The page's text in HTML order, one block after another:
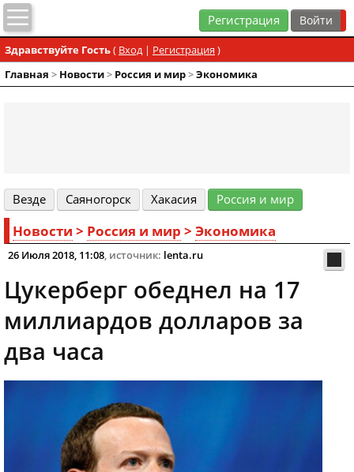
Регистрация
Здравствуйте Гость( Вход| Регистрация )
Главная > Новости> Россия и мир>Экономика
Везде Cаяногорск Хакасия Россия и мир
Новости > Россия и мир > Экономика
26 Июля 2018, 11:08, источник: lenta.ru
Цукерберг обеднел на 17
миллиардов долларов за
два часа